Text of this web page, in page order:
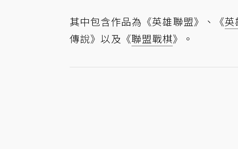
其中包含作品為《英雄聯盟》、《英
傳說》以及《聯盟戰棋》。